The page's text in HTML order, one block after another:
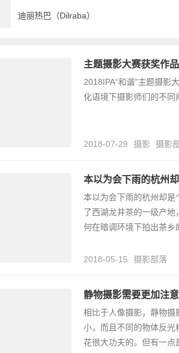
迪丽热巴（Dilraba）
主题摄影大赛获奖作
2018IPA“和谐”主题摄影
化语境下摄影师们的不同
2018-07-29 摄影 摄影
本以为会下雨的杭州
本以为会下雨的杭州却
了西湖龙井茶的一级产
何在暗调环境下拍出茶乡
2018-05-15 摄影部落
静物摄影需要更加注
相比于人像摄影，静物
小，而且不同的物体反
花很大功夫的。但有一点